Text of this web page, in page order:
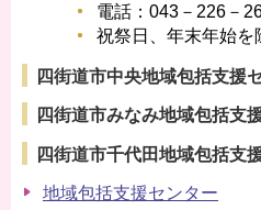
電話：043－226－
祝祭日、年末年始
四街道市中央地域包括支援
四街道市みなみ地域包括支
四街道市千代田地域包括支
地域包括支援センター